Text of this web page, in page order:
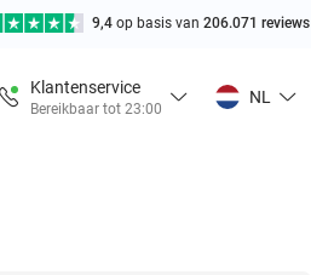
9,4 op basis van 206.071 reviews
Klantenservice
Bereikbaar tot 23:00
NL